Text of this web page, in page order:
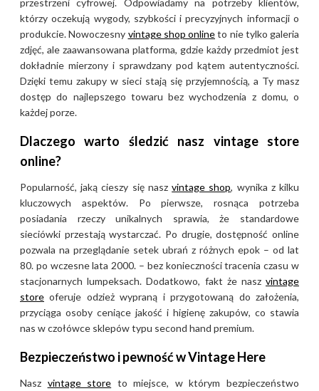
statusem kultowego vintage,
będąc symbolem
amerykańskiego minimalizmu i
najwyższej jakości krawiectwa
tamtej epoki.
Ubrania Calvin Klein – co
znajdziesz w Vintage Here
W ofercie vintage marki Calvin
Klein najczęściej można znaleźć
kultowe jeansy o prostym
kroju, minimalistyczne t-shirty
z charakterystycznym logo,
klasyczne bluzy oraz
eleganckie koszule i kurtki
denimowe. Miłośnicy mody z
drugiej ręki cenią te produkty
za ich ponadczasowy design i
które zdefiniowały
amerykański minimalizm lat 90.
przestrzeni cyfrowej. Odpowiadamy na potrzeby klientów,
którzy oczekują wygody, szybkości i precyzyjnych informacji o
produkcie. Nowoczesny vintage shop onlineto nie tylko galeria
zdjęć, ale zaawansowana platforma, gdzie każdy przedmiot jest
dokładnie mierzony i sprawdzany pod kątem autentyczności.
Dzięki temu zakupy w sieci stają się przyjemnością, a Ty masz
dostęp do najlepszego towaru bez wychodzenia z domu, o
każdej porze.
Dlaczego warto śledzić nasz vintage store
online?
Popularność, jaką cieszy się naszvintage shop, wynika z kilku
kluczowych aspektów. Po pierwsze, rosnąca potrzeba
posiadania rzeczy unikalnych sprawia, że standardowe
sieciówki przestają wystarczać. Po drugie, dostępność online
pozwala na przeglądanie setek ubrań z różnych epok – od lat
80. po wczesne lata 2000. – bez konieczności tracenia czasu w
stacjonarnych lumpeksach. Dodatkowo, fakt że nasz vintage
store oferuje odzież wypraną i przygotowaną do założenia,
przyciąga osoby ceniące jakość i higienę zakupów, co stawia
nas w czołówce sklepów typu second hand premium.
Bezpieczeństwo i pewność w Vintage Here
Nasz vintage store to miejsce, w którym bezpieczeństwo